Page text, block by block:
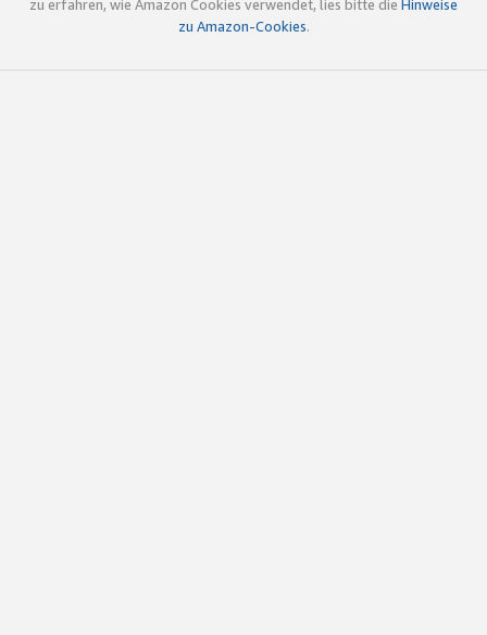
zu erfahren, wie Amazon Cookies verwendet, lies bitte die Hinweise
zu Amazon-Cookies.